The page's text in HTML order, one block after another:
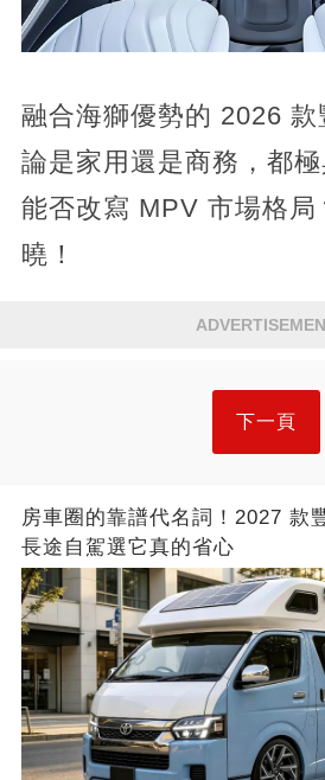
融合海獅優勢的 2026
論是家用還是商務，都
能否改寫 MPV 市場格局
曉！
下一頁
房車圈的靠譜代名詞！2027 款
長途自駕選它真的省心